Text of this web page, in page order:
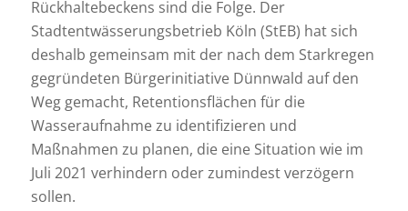
Rückhaltebeckens sind die Folge. Der
Stadtentwässerungsbetrieb Köln (StEB) hat sich
deshalb gemeinsam mit der nach dem Starkregen
gegründeten Bürgerinitiative Dünnwald auf den
Weg gemacht, Retentionsflächen für die
Wasseraufnahme zu identifizieren und
Maßnahmen zu planen, die eine Situation wie im
Juli 2021 verhindern oder zumindest verzögern
sollen.